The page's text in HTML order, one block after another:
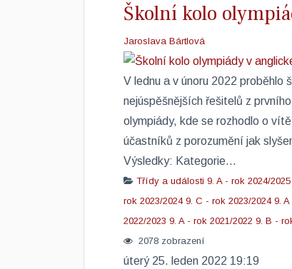
Školní kolo
Jaroslava Bártlová
V lednu a v únoru 2022 proběhlo
nejúspěšnějších řešitelů z
olympiády, kde se rozhodlo o
účastníků z porozumění jak
Výsledky: Kategorie...
Třídy a události 9. A - rok 2024/2025
rok 2023/2024 9. C - rok 2023/2024 9.
2022/2023 9. A - rok 2021/2022 9. B -
2078 zobrazení
úterý 25. leden 2022 19:19